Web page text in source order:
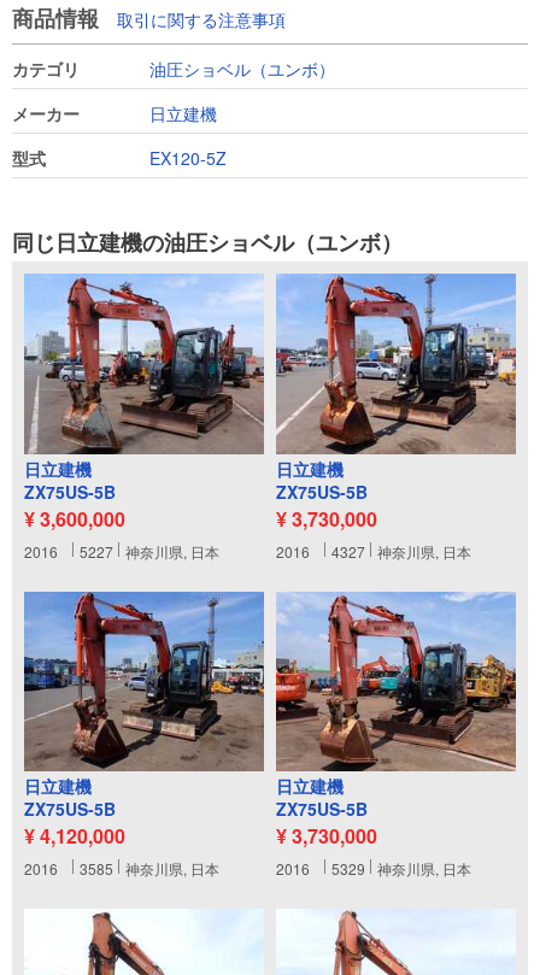
商品情報 取引に関する注意事項
カテゴリ
油圧ショベル（ユンボ）
メーカー
日立建機
型式
EX120-5Z
同じ日立建機の油圧ショベル（ユンボ）
日立建機
ZX75US-5B
¥ 3,600,000
2016 5227 神奈川県, 日本
日立建機
ZX75US-5B
¥ 3,730,000
2016 4327 神奈川県, 日本
日立建機
ZX75US-5B
¥ 4,120,000
2016 3585 神奈川県, 日本
日立建機
ZX75US-5B
¥ 3,730,000
2016 5329 神奈川県, 日本